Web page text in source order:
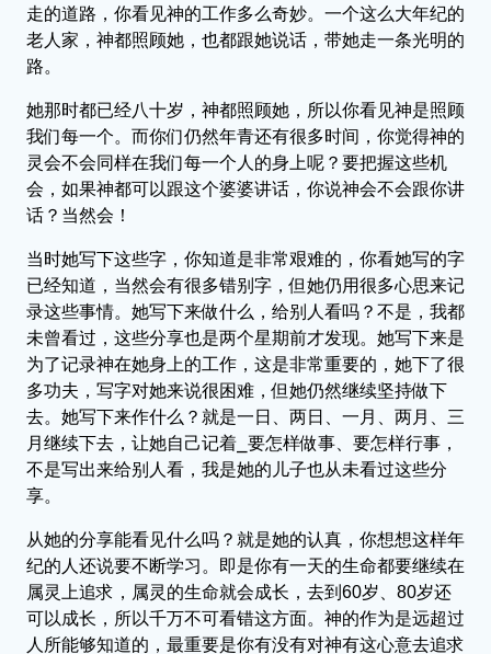
走的道路，你看见神的工作多么奇妙。一个这么大年纪的
老人家，神都照顾她，也都跟她说话，带她走一条光明的
路。
她那时都已经八十岁，神都照顾她，所以你看见神是照顾
我们每一个。而你们仍然年青还有很多时间，你觉得神的
灵会不会同样在我们每一个人的身上呢？要把握这些机
会，如果神都可以跟这个婆婆讲话，你说神会不会跟你讲
话？当然会！
当时她写下这些字，你知道是非常艰难的，你看她写的字
已经知道，当然会有很多错别字，但她仍用很多心思来记
录这些事情。她写下来做什么，给别人看吗？不是，我都
未曾看过，这些分享也是两个星期前才发现。她写下来是
为了记录神在她身上的工作，这是非常重要的，她下了很
多功夫，写字对她来说很困难，但她仍然继续坚持做下
去。她写下来作什么？就是一日、两日、一月、两月、三
月继续下去，让她自己记着⎯要怎样做事、要怎样行事，
不是写出来给别人看，我是她的儿子也从未看过这些分
享。
从她的分享能看见什么吗？就是她的认真，你想想这样年
纪的人还说要不断学习。即是你有一天的生命都要继续在
属灵上追求，属灵的生命就会成长，去到60岁、80岁还
可以成长，所以千万不可看错这方面。神的作为是远超过
人所能够知道的，最重要是你有没有对神有这心意去追求